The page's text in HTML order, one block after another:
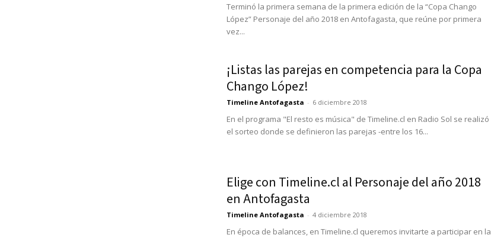
Terminó la primera semana de la primera edición de la “Copa Chango
López” Personaje del año 2018 en Antofagasta, que reúne por primera
vez...
¡Listas las parejas en competencia para la Copa
Chango López!
Timeline Antofagasta - 6 diciembre 2018
En el programa "El resto es música" de Timeline.cl en Radio Sol se realizó
el sorteo donde se definieron las parejas -entre los 16...
Elige con Timeline.cl al Personaje del año 2018
en Antofagasta
Timeline Antofagasta - 4 diciembre 2018
En época de balances, en Timeline.cl queremos invitarte a participar en la